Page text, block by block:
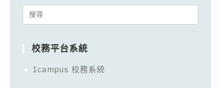
Search
校務平台系統
1campus 校務系統